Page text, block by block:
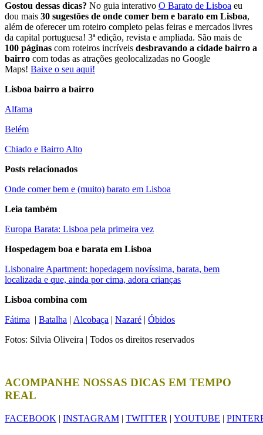
Gostou dessas dicas? No guia interativo O Barato de Lisboa eu
dou mais 30 sugestões de onde comer bem e barato em Lisboa,
além de oferecer um roteiro completo pelas feiras e mercados livres
da capital portuguesa! 3ª edição, revista e ampliada. São mais de
100 páginas com roteiros incríveis desbravando a cidade bairro a
bairro com todas as atrações geolocalizadas no Google
Maps! Baixe o seu aqui!
Lisboa bairro a bairro
Alfama
Belém
Chiado e Bairro Alto
Posts relacionados
Onde comer bem e (muito) barato em Lisboa
Leia também
Europa Barata: Lisboa pela primeira vez
Hospedagem boa e barata em Lisboa
Lisbonaire Apartment: hopedagem novíssima, barata, bem
localizada e que, ainda por cima, adora crianças
Lisboa combina com
Fátima | Batalha | Alcobaça | Nazaré | Óbidos
Fotos: Silvia Oliveira | Todos os direitos reservados
ACOMPANHE NOSSAS DICAS EM TEMPO
REAL
FACEBOOK | INSTAGRAM | TWITTER | YOUTUBE |